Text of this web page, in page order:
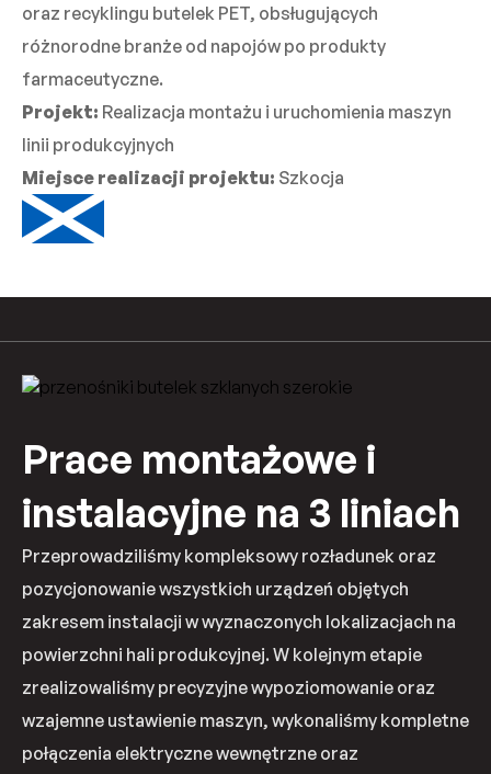
oraz recyklingu butelek PET, obsługujących
różnorodne branże od napojów po produkty
farmaceutyczne.
Projekt: Realizacja montażu i uruchomienia maszyn
linii produkcyjnych
Miejsce realizacji projektu: Szkocja
Prace montażowe i
instalacyjne na 3 liniach
Przeprowadziliśmy kompleksowy rozładunek oraz
pozycjonowanie wszystkich urządzeń objętych
zakresem instalacji w wyznaczonych lokalizacjach na
powierzchni hali produkcyjnej. W kolejnym etapie
zrealizowaliśmy precyzyjne wypoziomowanie oraz
wzajemne ustawienie maszyn, wykonaliśmy kompletne
połączenia elektryczne wewnętrzne oraz